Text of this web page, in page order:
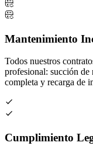
Mantenimiento
Todos nuestros
profesional: succión de
completa y recarga de
Cumplimiento